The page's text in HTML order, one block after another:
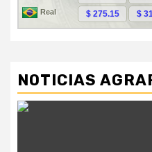
NOTICIAS